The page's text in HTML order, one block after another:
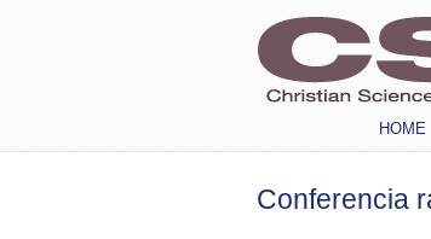
HOME
Conferencia